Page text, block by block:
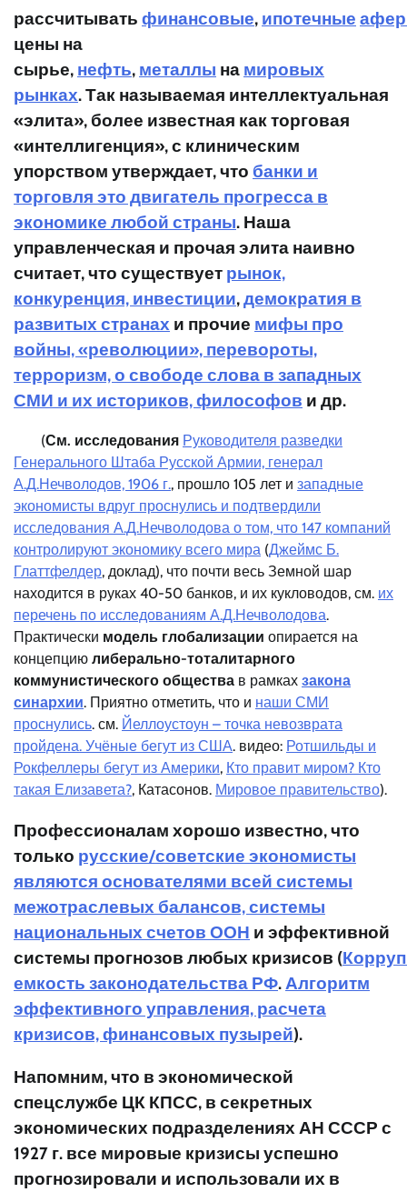
рассчитывать финансовые, ипотечные
цены на
сырье, нефть, металлы на мировых
рынках. Так называемая интеллектуальная
«элита», более известная какторговая
«интеллигенция», с клиническим
упорством утверждает,что банки и
торговля это двигатель прогресса в
экономике любой страны. Наша
управленческая и прочая элита наивно
считает, что существует рынок,
конкуренция, инвестиции,демократия в
развитых странах и прочие мифы про
войны, «революции», перевороты,
терроризм, о свободе слова в западных
СМИ и их историков, философов и др.
(См. исследования Руководителя разведки
Генерального Штаба Русской Армии, генерал
А.Д.Нечволодов, 1906 г., прошло 105 лет и западные
экономисты вдруг проснулись и подтвердили
исследования А.Д.Нечволодова о том, что 147 компаний
контролируют экономику всего мира (Джеймс Б.
Глаттфелдер, доклад), что почти весь Земной шар
находится в руках 40-50 банков, и их кукловодов, см. их
перечень по исследованиям А.Д.Нечволодова.
Практически модель глобализации опирается на
концепцию либерально-тоталитарного
коммунистического общества в рамках закона
синархии. Приятно отметить, что и наши СМИ
проснулись. см. Йеллоустоун – точка невозврата
пройдена. Учёные бегут из США. видео: Ротшильды и
Рокфеллеры бегут из Америки, Кто правит миром? Кто
такая Елизавета?, Катасонов. Мировое правительство).
Профессионалам хорошо известно, что
только русские/советские экономисты
являются основателями всей системы
межотраслевых балансов, системы
национальных счетов ООН и эффективной
системы прогнозов любых кризисов (
емкость законодательства РФ.Алгоритм
эффективного управления, расчета
кризисов, финансовых пузырей).
Напомним, что в экономической
спецслужбе ЦК КПСС, в секретных
экономических подразделениях АН СССР с
1927 г. все мировые кризисы успешно
прогнозировали и использовали их в